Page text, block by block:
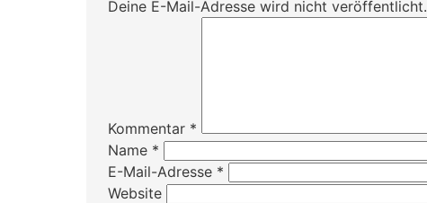
Deine E-Mail-Adresse wird nicht veröffentlicht.
Kommentar *
Name *
E-Mail-Adresse *
Website